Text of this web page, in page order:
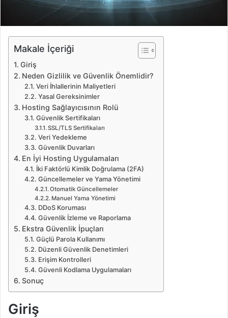
Makale İçeriği
Giriş
Neden Gizlilik ve Güvenlik Önemlidir?
Veri İhlallerinin Maliyetleri
Yasal Gereksinimler
Hosting Sağlayıcısının Rolü
Güvenlik Sertifikaları
SSL/TLS Sertifikaları
Veri Yedekleme
Güvenlik Duvarları
En İyi Hosting Uygulamaları
İki Faktörlü Kimlik Doğrulama (2FA)
Güncellemeler ve Yama Yönetimi
Otomatik Güncellemeler
Manuel Yama Yönetimi
DDoS Koruması
Güvenlik İzleme ve Raporlama
Ekstra Güvenlik İpuçları
Güçlü Parola Kullanımı
Düzenli Güvenlik Denetimleri
Erişim Kontrolleri
Güvenli Kodlama Uygulamaları
Sonuç
Giriş